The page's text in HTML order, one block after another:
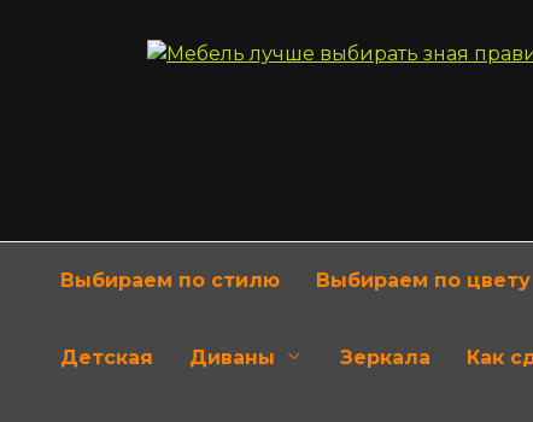
Выбираем по стилю Выбираем по цвету
Детская Диваны Зеркала Как